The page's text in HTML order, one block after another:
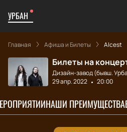
УРБАН
Главная Афиша и Билеты Alcest
Билеты на
Дизайн-завод (бывш.
29 апр. 2022
20:00
НАШИ ПРЕИМУЩЕСТВА